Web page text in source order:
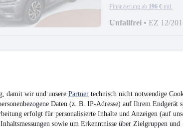
damit wir und unsere Partner technisch nicht notwendige
Daten (z. B. IP-Adresse) auf Ihrem Endgerät
erfolgt für personalisierte Inhalte und Anzeigen (auf
sowie um Erkenntnisse über Zielgruppen und
Finanzierung ab 196 € mtl.
Unfallfrei • EZ 12/
19.890 €
156 €